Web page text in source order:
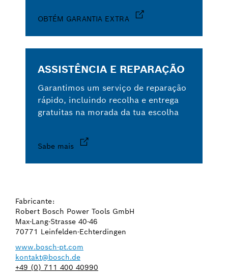
OBTÉM GARANTIA EXTRA
ASSISTÊNCIA E REPARAÇÃO
Garantimos um serviço de reparação
rápido, incluindo recolha e entrega
gratuitas na morada da tua escolha
Sabe mais
Fabricante:
Robert Bosch Power Tools GmbH
Max-Lang-Strasse 40-46
70771 Leinfelden-Echterdingen
www.bosch-pt.com
kontakt@bosch.de
+49 (0) 711 400 40990